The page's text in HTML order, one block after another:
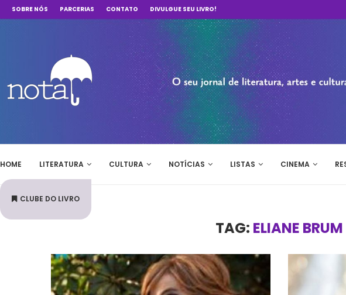
SOBRE NÓS PARCERIAS CONTATO DIVULGUE SEU LIVRO!
HOME LITERATURA CULTURA NOTÍCIAS LISTAS CINEMA
CLUBE DO LIVRO
TAG: ELIANE BRUM